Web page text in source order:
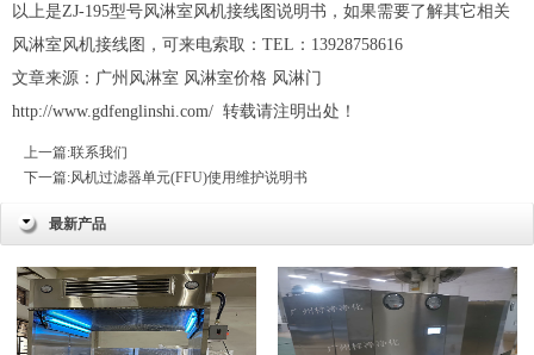
以上是ZJ-195型号风淋室风机接线图说明书，如果需要了解其它相关
风淋室风机接线图，可来电索取：TEL：13928758616
文章来源：广州风淋室 风淋室价格 风淋门
http://www.gdfenglinshi.com/ 转载请注明出处！
上一篇:联系我们
下一篇:风机过滤器单元(FFU)使用维护说明书
最新产品